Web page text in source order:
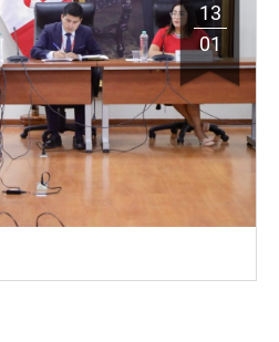
13
01